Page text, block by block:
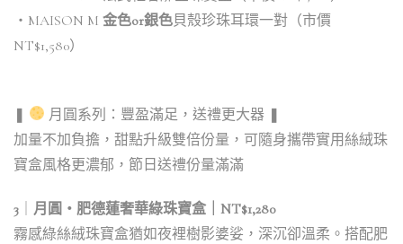
・MAISON M 金色or銀色貝殼珍珠耳環一對（市價
NT$1,580）
❚
月圓系列：豐盈滿足，送禮更大器 ❚
​加量不加負擔，甜點升級雙倍份量，可隨身攜帶實用絲絨珠
寶盒風格更濃郁，節日送禮份量滿滿
3
月圓・肥德蓮奢華綠珠寶盒｜NT$1,280
霧感綠絲絨珠寶盒猶如夜裡樹影婆娑，深沉卻溫柔。搭配肥